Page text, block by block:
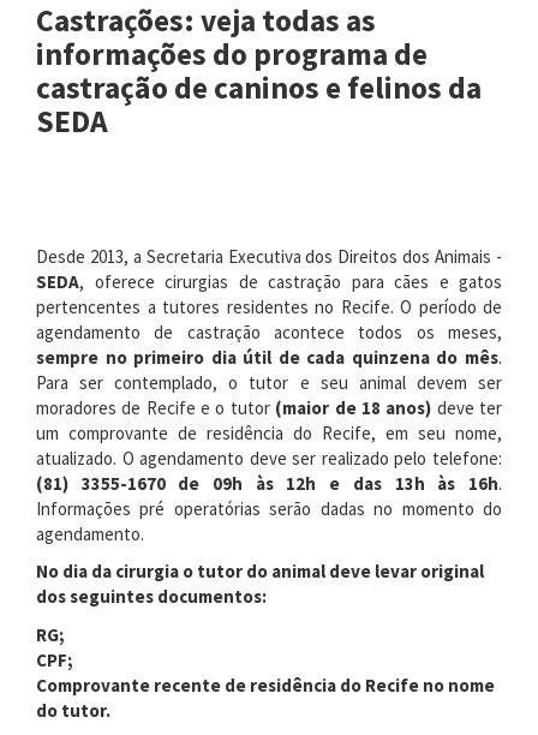
Castrações: veja todas as
informações do programa de
castração de caninos e felinos da
SEDA
Desde 2013, a Secretaria Executiva dos Direitos dos Animais -
SEDA, oferece cirurgias de castração para cães e gatos
pertencentes a tutores residentes no Recife. O período de
agendamento de castração acontece todos os meses,
sempre no primeiro dia útil de cada quinzena do mês.
Para ser contemplado, o tutor e seu animal devem ser
moradores de Recife e o tutor (maior de 18 anos) deve ter
um comprovante de residência do Recife, em seu nome,
atualizado. O agendamento deve ser realizado pelo telefone:
(81) 3355-1670 de 09h às 12h e das 13h às 16h.
Informações pré operatórias serão dadas no momento do
agendamento.
No dia da cirurgia o tutor do animal deve levar original
dos seguintes documentos:
RG;
CPF;
Comprovante recente de residência do Recife no nome
do tutor.